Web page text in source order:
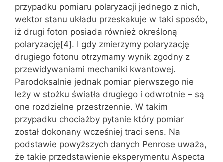
przypadku pomiaru polaryzacji jednego z nich,
wektor stanu układu przeskakuje w taki sposób,
iż drugi foton posiada również określoną
polaryzację[4]. I gdy zmierzymy polaryzację
drugiego fotonu otrzymamy wynik zgodny z
przewidywaniami mechaniki kwantowej.
Parodoksalnie jednak pomiar pierwszego nie
leży w stożku światła drugiego i odwrotnie – są
one rozdzielne przestrzennie. W takim
przypadku chociażby pytanie który pomiar
został dokonany wcześniej traci sens. Na
podstawie powyższych danych Penrose uważa,
że takie przedstawienie eksperymentu Aspecta